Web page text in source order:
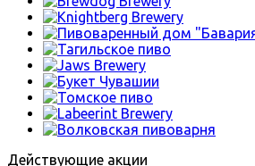
Действующие акции